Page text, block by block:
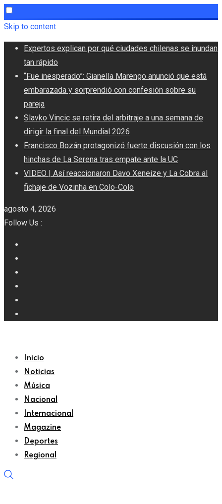
Skip to content
Expertos explican por qué ciudades chilenas se inundan
tan rápido
“Fue inesperado”: Gianella Marengo anunció que está
embarazada y sorprendió con confesión sobre su
pareja
Slavko Vincic se retira del arbitraje a una semana de
dirigir la final del Mundial 2026
Francisco Bozán protagonizó fuerte discusión con los
hinchas de La Serena tras empate ante la UC
VIDEO | Así reaccionaron Davo Xeneize y La Cobra al
fichaje de Vozinha en Colo-Colo
agosto 4, 2026
Follow Us :
Inicio
Noticias
Música
Nacional
Internacional
Magazine
Deportes
Regional